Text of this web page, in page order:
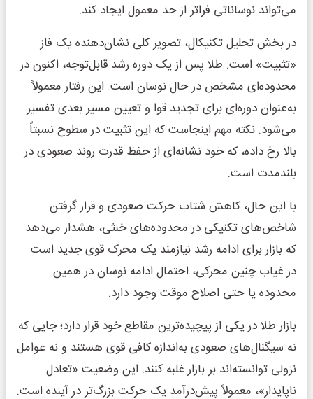
می‌تواند نوساناتی فراتر از حد معمول ایجاد کند.
در بخش تحلیل تکنیکال، تصویر کلی نشان‌دهنده یک فاز
«تثبیت» است. طلا پس از یک دوره رشد قابل‌توجه، اکنون در
محدوده‌ای مشخص در حال نوسان است. این رفتار معمولاً
به‌عنوان دوره‌ای برای تجدید قوا و تعیین مسیر بعدی تفسیر
می‌شود. نکته مهم اینجاست که این تثبیت در سطوح نسبتاً
بالا رخ داده، که خود نشانه‌ای از حفظ قدرت روند صعودی در
بلندمدت است.
با این حال، کاهش شتاب حرکت صعودی و قرار گرفتن
شاخص‌های تکنیکی در محدوده‌های خنثی، هشدار می‌دهد
که بازار برای ادامه رشد نیازمند یک محرک قوی جدید است.
در غیاب چنین محرکی، احتمال ادامه نوسان در همین
محدوده یا حتی اصلاح موقت وجود دارد.
بازار طلا در یکی از پیچیده‌ترین مقاطع خود قرار دارد؛ جایی که
نه سیگنال‌های صعودی به‌اندازه کافی قوی هستند و نه عوامل
نزولی توانسته‌اند بر بازار غلبه کنند. این وضعیت «تعادل
ناپایدار»، معمولاً پیش‌درآمد یک حرکت بزرگ‌تر در آینده است.